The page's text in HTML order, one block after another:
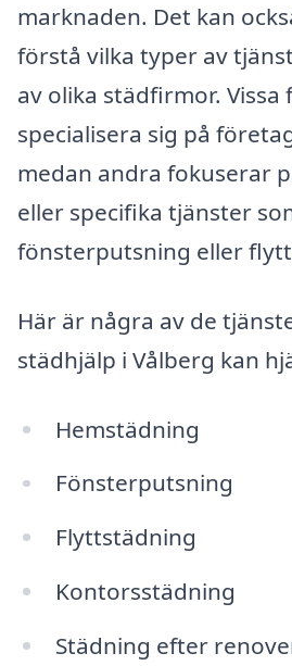
marknaden. Det kan
förstå vilka typer av
av olika städfirmor. Vissa
specialisera sig på
medan andra fokuserar
eller specifika tjänster
fönsterputsning eller
Här är några av de
städhjälp i Vålberg kan
Hemstädning
Fönsterputsning
Flyttstädning
Kontorsstädning
Städning efter